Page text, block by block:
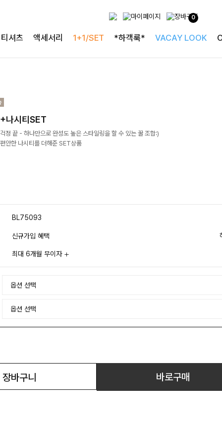
0
티셔츠 액세서리 1+1/SET *하객룩* VACAY LOOK
나시티SET
정 끝 - 하나만으로 완성도 높은 스타일링을 할 수 있는 꿀 조합:)
안한 나시티를 더해준 SET상품
BL75093
신규가입 혜택
최대 6개월 무이자
장바구니 바로구매